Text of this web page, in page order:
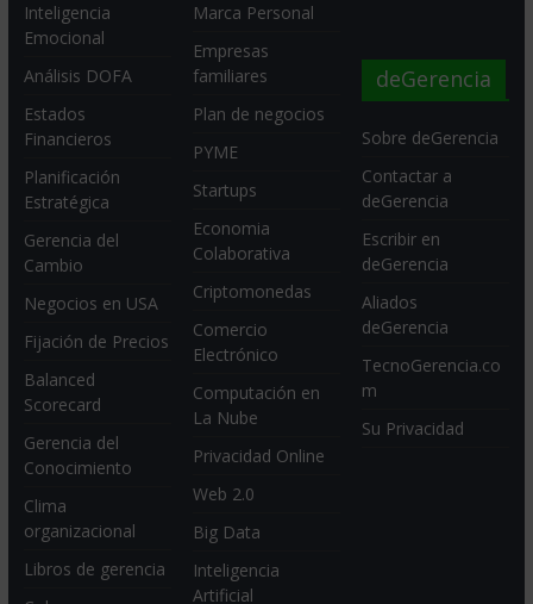
Inteligencia
Emocional
Análisis DOFA
Estados
Financieros
Planificación
Estratégica
Gerencia del
Cambio
Negocios en USA
Fijación de Precios
Balanced
Scorecard
Gerencia del
Conocimiento
Clima
organizacional
Libros de gerencia
Marca Personal
Empresas
familiares
Plan de negocios
PYME
Startups
Economia
Colaborativa
Criptomonedas
Comercio
Electrónico
Computación en
La Nube
Privacidad Online
Web 2.0
Big Data
Inteligencia
Artificial
deGerencia
Sobre deGerencia
Contactar a
deGerencia
Escribir en
deGerencia
Aliados
deGerencia
TecnoGerencia.co
m
Su Privacidad